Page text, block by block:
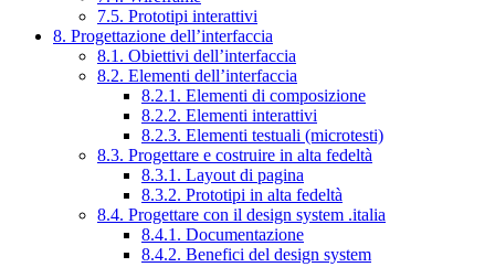
7.5. Prototipi interattivi
8. Progettazione dell’interfaccia
8.1. Obiettivi dell’interfaccia
8.2. Elementi dell’interfaccia
8.2.1. Elementi di composizione
8.2.2. Elementi interattivi
8.2.3. Elementi testuali (microtesti)
8.3. Progettare e costruire in alta fedeltà
8.3.1. Layout di pagina
8.3.2. Prototipi in alta fedeltà
8.4. Progettare con il design system .italia
8.4.1. Documentazione
8.4.2. Benefici del design system